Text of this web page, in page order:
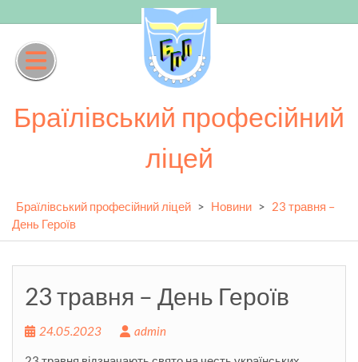
to
content
Браїлівський професійний
ліцей
Браїлівський професійний ліцей > Новини > 23 травня –
День Героїв
23 травня – День Героїв
24.05.2023 admin